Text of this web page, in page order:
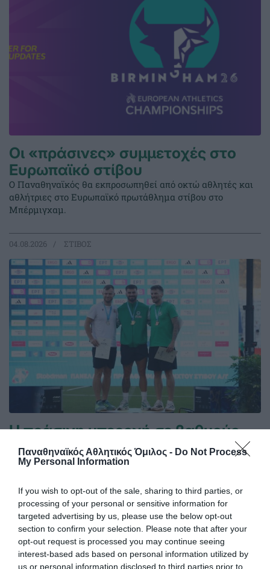
Παναθηναϊκός Αθλητικός Όμιλος - Do Not Process
My Personal Information
If you wish to opt-out of the sale, sharing to third parties, or
processing of your personal or sensitive information for
targeted advertising by us, please use the below opt-out
section to confirm your selection. Please note that after your
opt-out request is processed you may continue seeing
interest-based ads based on personal information utilized by
us or personal information disclosed to third parties prior to
Οι «πράσινες» συμμετοχές στο
Ευρωπαϊκό στίβου
Ο Παναθηναϊκός θα εκπροσωπηθεί από οκτώ αθλητές και
αθλήτριες στο Ευρωπαϊκό πρωτάθλημα στίβου στο
Μπέρμιγχαμ.
04.08.2026 ΣΤΙΒΟΣ
Η πράσινη υπεροχή σε βαθμούς
Ο Παναθηναϊκός ήταν ο μεγάλος πρωταγωνιστής στο
Πανελλήνιο πρωτάθλημα στίβου. Η ανωτερότητα του
τριφυλλιού φαίνεται και μέσα από την ανεπίσημη γενική
28.07.2026 ΣΤΙΒΟΣ